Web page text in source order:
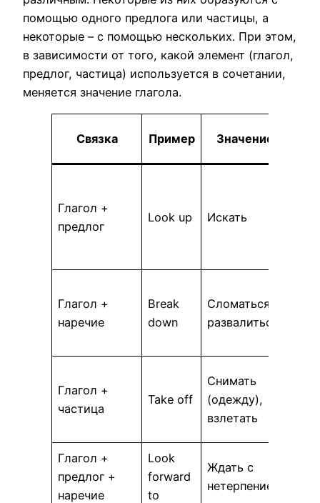
помощью одного предлога или частицы, а
некоторые – с помощью нескольких. При этом,
в зависимости от того, какой элемент (глагол,
предлог, частица) используется в сочетании,
меняется значение глагола.
Связка Пример Значение
Глагол +
предлог
Look up Искать
Глагол +
наречие
Break
down
Сломаться,
развалиться
Глагол +
частица
Take off
Снимать
(одежду),
взлетать
Глагол +
предлог +
наречие
Look
forward
to
Ждать с
нетерпением